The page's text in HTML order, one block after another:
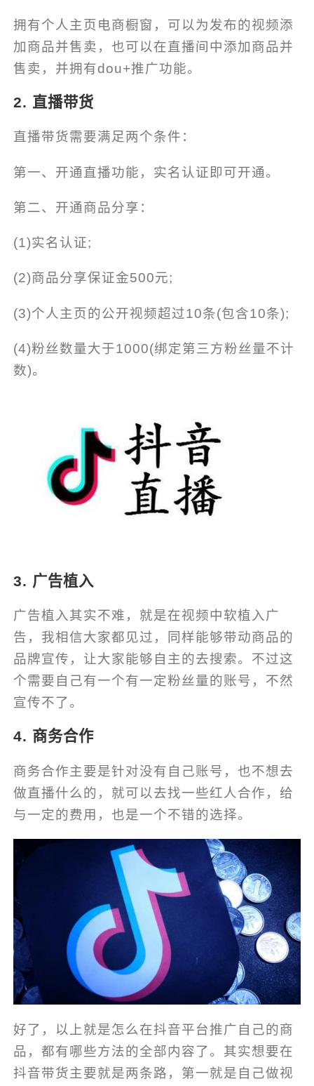
拥有个人主页电商橱窗，可以为发布的视频添
加商品并售卖，也可以在直播间中添加商品并
售卖，并拥有dou+推广功能。
2. 直播带货
直播带货需要满足两个条件：
第一、开通直播功能，实名认证即可开通。
第二、开通商品分享：
(1)实名认证;
(2)商品分享保证金500元;
(3)个人主页的公开视频超过10条(包含10条);
(4)粉丝数量大于1000(绑定第三方粉丝量不计
数)。
3. 广告植入
广告植入其实不难，就是在视频中软植入广
告，我相信大家都见过，同样能够带动商品的
品牌宣传，让大家能够自主的去搜索。不过这
个需要自己有一个有一定粉丝量的账号，不然
宣传不了。
4. 商务合作
商务合作主要是针对没有自己账号，也不想去
做直播什么的，就可以去找一些红人合作，给
与一定的费用，也是一个不错的选择。
好了，以上就是怎么在抖音平台推广自己的商
品，都有哪些方法的全部内容了。其实想要在
抖音带货主要就是两条路，第一就是自己做视